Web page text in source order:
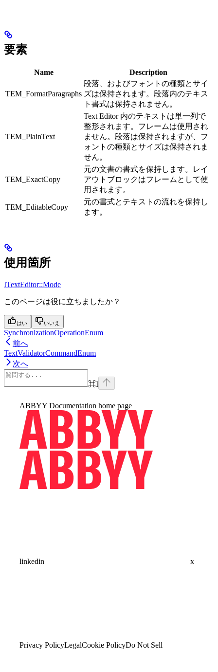
要素
Name Description
TEM_FormatParagraphs
段落、およびフォントの種類とサイ
ズは保持されます。段落内のテキス
ト書式は保持されません。
TEM_PlainText
Text Editor 内のテキストは単一列で
整形されます。フレームは使用され
ません。段落は保持されますが、フ
ォントの種類とサイズは保持されま
せん。
TEM_ExactCopy
元の文書の書式を保持します。レイ
アウトブロックはフレームとして使
用されます。
TEM_EditableCopy
元の書式とテキストの流れを保持し
ます。
使用箇所
ITextEditor::Mode
このページは役に立ちましたか？
はい いいえ
SynchronizationOperationEnum
前へ
TextValidatorCommandEnum
次へ
⌘I
ABBYY Documentation home page
linkedin x
Privacy PolicyLegalCookie PolicyDo Not Sell